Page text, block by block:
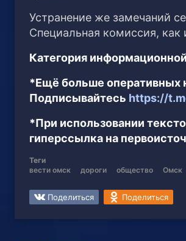
Устранение же замечаний
Специальная комиссия,
Категория
*Ещё больше оперативных
Подписывайтесь https://
*При использовании
гиперссылка на
Теги
вести омск
дороги общество Омск
Поделиться Поделиться